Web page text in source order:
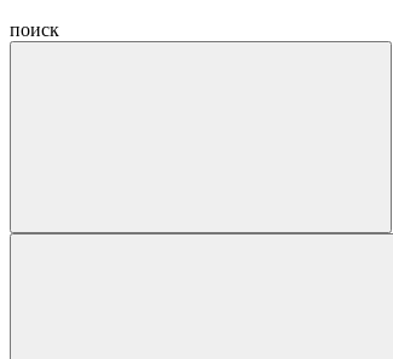
поиск